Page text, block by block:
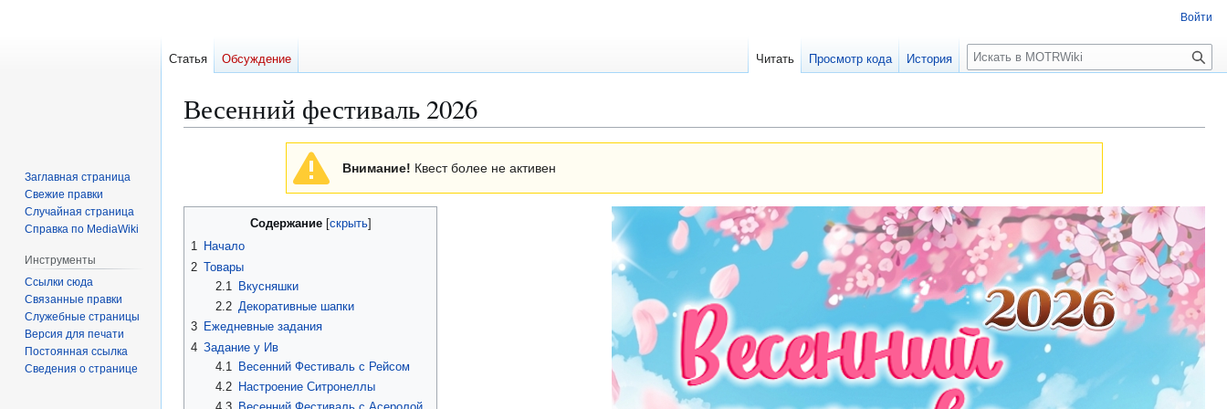
Весенний фестиваль 2026
Внимание! Квест более не активен
Содержание
1 Начало
2 Товары
2.1
Вкусняшки
2.2 Декоративные шапки
3 Ежедневные задания
4 Задание у Ив
4.1
Весенний Фестиваль с Рейсом
4.2
Настроение Ситронеллы
Войти
Статья Обсуждение Читать Просмотр кода История
П
о
к
Заглавная страница
Свежие правки
Случайная страница
Справка по MediaWiki
Инструменты
Ссылки сюда
Связанные правки
Служебные страницы
Версия для печати
Постоянная ссылка
Сведения о странице